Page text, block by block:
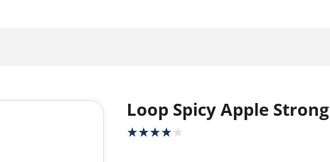
Loop Spicy Apple Strong